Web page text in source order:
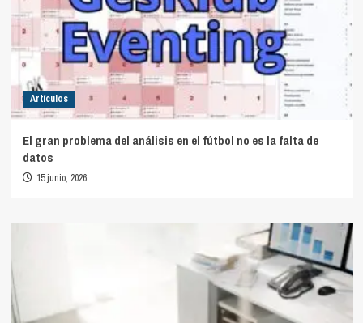
Artículos
El gran problema del análisis en el fútbol no es la falta de
datos
15 junio, 2026